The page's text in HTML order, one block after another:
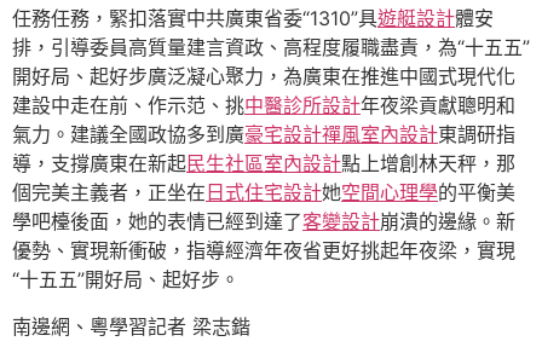
任務任務，緊扣落實中共廣東省委“1310”具遊艇設計體安
排，引導委員高質量建言資政、高程度履職盡責，為“十五五”
開好局、起好步廣泛凝心聚力，為廣東在推進中國式現代化
建設中走在前、作示范、挑中醫診所設計年夜梁貢獻聰明和
氣力。建議全國政協多到廣豪宅設計禪風室內設計東調研指
導，支撐廣東在新起民生社區室內設計點上增創林天秤，那
個完美主義者，正坐在 日式住宅設計她空間心理學的平衡美
學吧檯後面，她的表情已經到達了客變設計崩潰的邊緣。新
優勢、實現新衝破，指導經濟年夜省更好挑起年夜梁，實現
“十五五”開好局、起好步。
南邊網、粵學習記者 梁志鍇